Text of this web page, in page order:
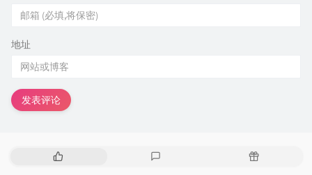
地址
发表评论
热
随